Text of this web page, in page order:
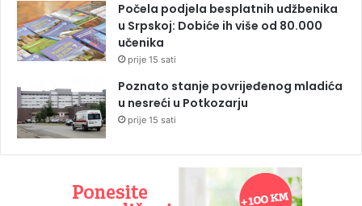
Počela podjela besplatnih udžbenika
u Srpskoj: Dobiće ih više od 80.000
učenika
prije 15 sati
Poznato stanje povrijeđenog mladića
u nesreći u Potkozarju
prije 15 sati